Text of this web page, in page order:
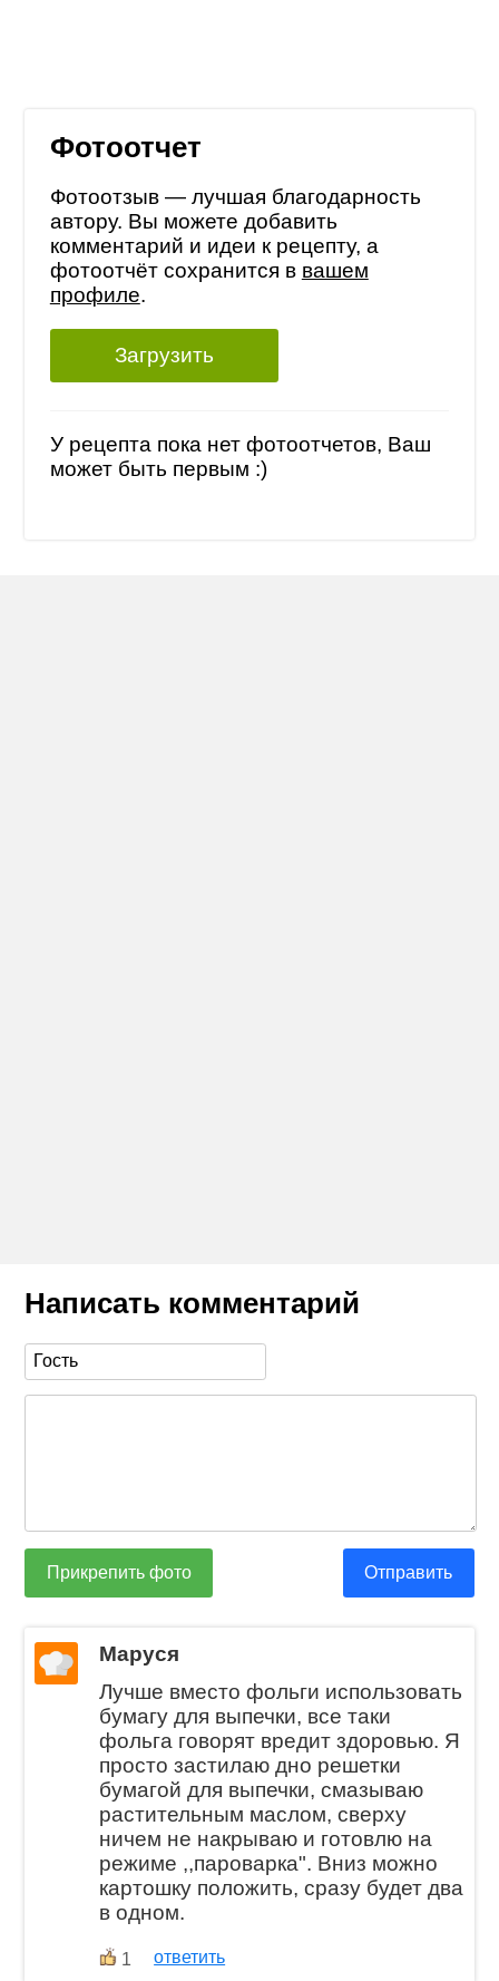
Фотоотчет
Фотоотзыв — лучшая благодарность
автору. Вы можете добавить
комментарий и идеи к рецепту, а
фотоотчёт сохранится в вашем
профиле.
Загрузить
У рецепта пока нет фотоотчетов, Ваш
может быть первым :)
Написать комментарий
Прикрепить фото Отправить
Маруся
Лучше вместо фольги использовать
бумагу для выпечки, все таки
фольга говорят вредит здоровью. Я
просто застилаю дно решетки
бумагой для выпечки, смазываю
растительным маслом, сверху
ничем не накрываю и готовлю на
режиме ,,пароварка". Вниз можно
картошку положить, сразу будет два
в одном.
1 ответить